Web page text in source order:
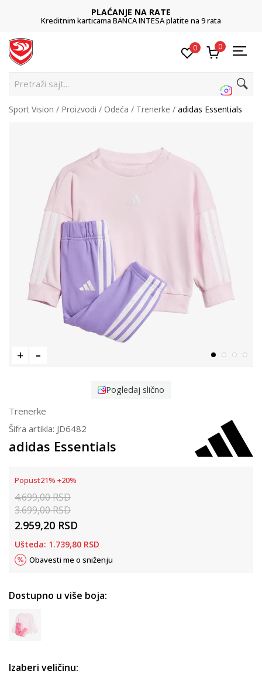
PLAĆANJE NA RATE
Kreditnim karticama BANCA INTESA platite na 9 rata
0 0
Pre
Sport Vision Proizvodi Odeća Trenerke adidas Essentials
Pogledaj slično
Trenerke
Šifra artikla: JD6482
adidas Essentials
Popust21% +20%
4.699,00RSD
3.699,00RSD
2.959,20 RSD
Ušteda: 1.739,80 RSD
Obavesti me o sniženju
Dostupno u više boja:
Izaberi veličinu: